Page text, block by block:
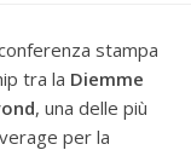
stampa
tra la Diemme
, una delle più
per la